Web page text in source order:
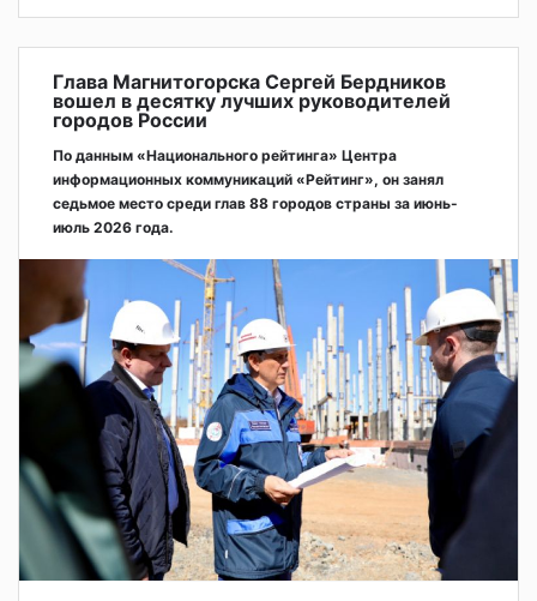
Глава Магнитогорска Сергей Бердников
вошел в десятку лучших руководителей
городов России
По данным «Национального рейтинга» Центра
информационных коммуникаций «Рейтинг», он занял
седьмое место среди глав 88 городов страны за июнь-
июль 2026 года.